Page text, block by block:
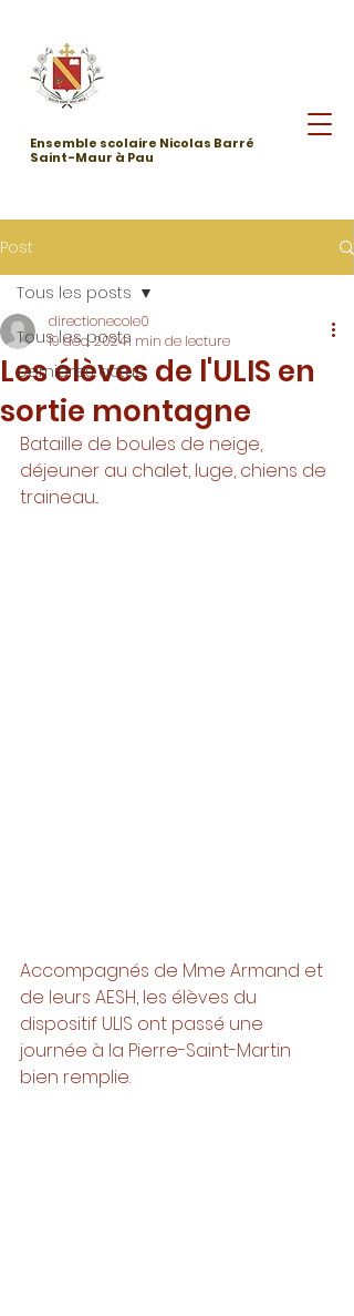
Ensemble scolaire Nicolas Barré
Saint-Maur à Pau
Post
Tous les posts
Dernières actus
Tous les posts
Les élèves de l'ULIS en
sortie montagne
directionecole0
19 déc. 20241 min de lecture
Bataille de boules de neige,
déjeuner au chalet, luge, chiens de
traineau...
Accompagnés de Mme Armand et
de leurs AESH, les élèves du
dispositif ULIS ont passé une
journée à la Pierre-Saint-Martin
bien remplie.